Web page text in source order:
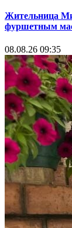
Жительница
фуршетным
08.08.26 09:35